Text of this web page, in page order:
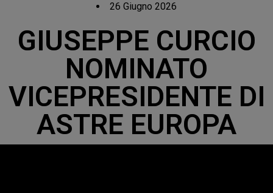
26 Giugno 2026
GIUSEPPE CURCIO
NOMINATO
VICEPRESIDENTE DI
ASTRE EUROPA